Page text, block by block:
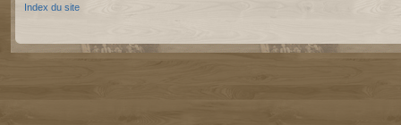
Index du site